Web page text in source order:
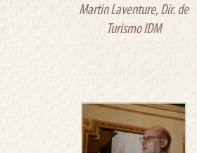
Martin Laventure, Dir. de
Turismo IDM